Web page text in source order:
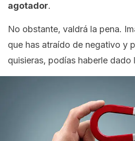
agotador.
No obstante, valdrá la pena.
que has atraído de negativo y
quisieras, podías haberle dado